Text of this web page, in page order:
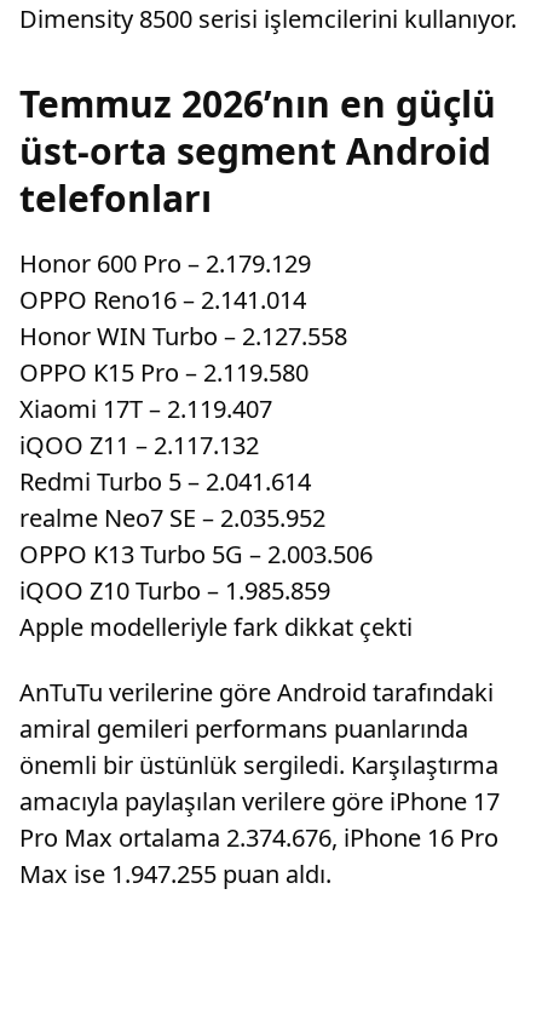
Dimensity 8500 serisi işlemcilerini kullanıyor.
Temmuz 2026’nın en güçlü
üst-orta segment Android
telefonları
Honor 600 Pro – 2.179.129
OPPO Reno16 – 2.141.014
Honor WIN Turbo – 2.127.558
OPPO K15 Pro – 2.119.580
Xiaomi 17T – 2.119.407
iQOO Z11 – 2.117.132
Redmi Turbo 5 – 2.041.614
realme Neo7 SE – 2.035.952
OPPO K13 Turbo 5G – 2.003.506
iQOO Z10 Turbo – 1.985.859
Apple modelleriyle fark dikkat çekti
AnTuTu verilerine göre Android tarafındaki
amiral gemileri performans puanlarında
önemli bir üstünlük sergiledi. Karşılaştırma
amacıyla paylaşılan verilere göre iPhone 17
Pro Max ortalama 2.374.676, iPhone 16 Pro
Max ise 1.947.255 puan aldı.